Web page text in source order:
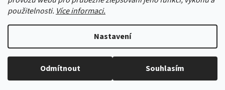
použitelnosti. Více informaci.
Nastavení
Odmítnout Souhlasím
Copyright 2026Červený Tulipán. Všechna práva vyhrazena.Upravit